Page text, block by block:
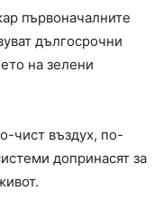
първоначалните
дългосрочни
на зелени
чист въздух, по-
допринасят за